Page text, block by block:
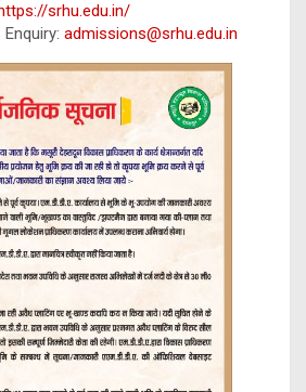
srhu.edu.in/
admissions@srhu.edu.in